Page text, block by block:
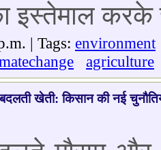
इस्तेमाल करके
| Tags: environment
agriculture
खेती: किसान की नई